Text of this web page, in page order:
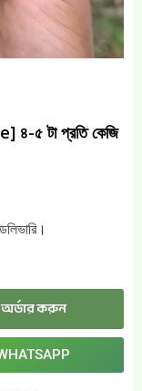
৫ টা প্রতি কেজি
অর্ডার করুন